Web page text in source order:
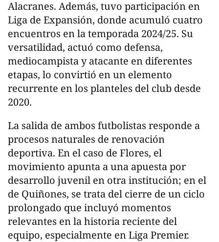
Alacranes. Además, tuvo participación en
Liga de Expansión, donde acumuló cuatro
encuentros en la temporada 2024/25. Su
versatilidad, actuó como defensa,
mediocampista y atacante en diferentes
etapas, lo convirtió en un elemento
recurrente en los planteles del club desde
2020.
La salida de ambos futbolistas responde a
procesos naturales de renovación
deportiva. En el caso de Flores, el
movimiento apunta a una apuesta por
desarrollo juvenil en otra institución; en el
de Quiñones, se trata del cierre de un ciclo
prolongado que incluyó momentos
relevantes en la historia reciente del
equipo, especialmente en Liga Premier.